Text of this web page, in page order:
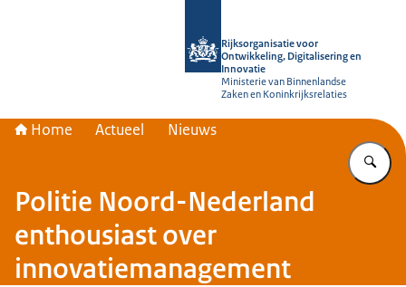
Rijksorganisatie voor
Ontwikkeling, Digitalisering en
Innovatie
Ministerie van Binnenlandse
Zaken en Koninkrijksrelaties
Home Actueel Nieuws
Politie Noord-Nederland
enthousiast over
innovatiemanagement